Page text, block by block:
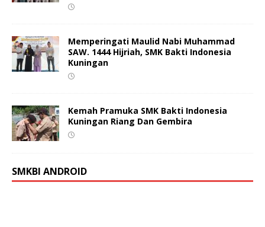
Memperingati Maulid Nabi Muhammad
SAW. 1444 Hijriah, SMK Bakti Indonesia
Kuningan
Kemah Pramuka SMK Bakti Indonesia
Kuningan Riang Dan Gembira
SMKBI ANDROID